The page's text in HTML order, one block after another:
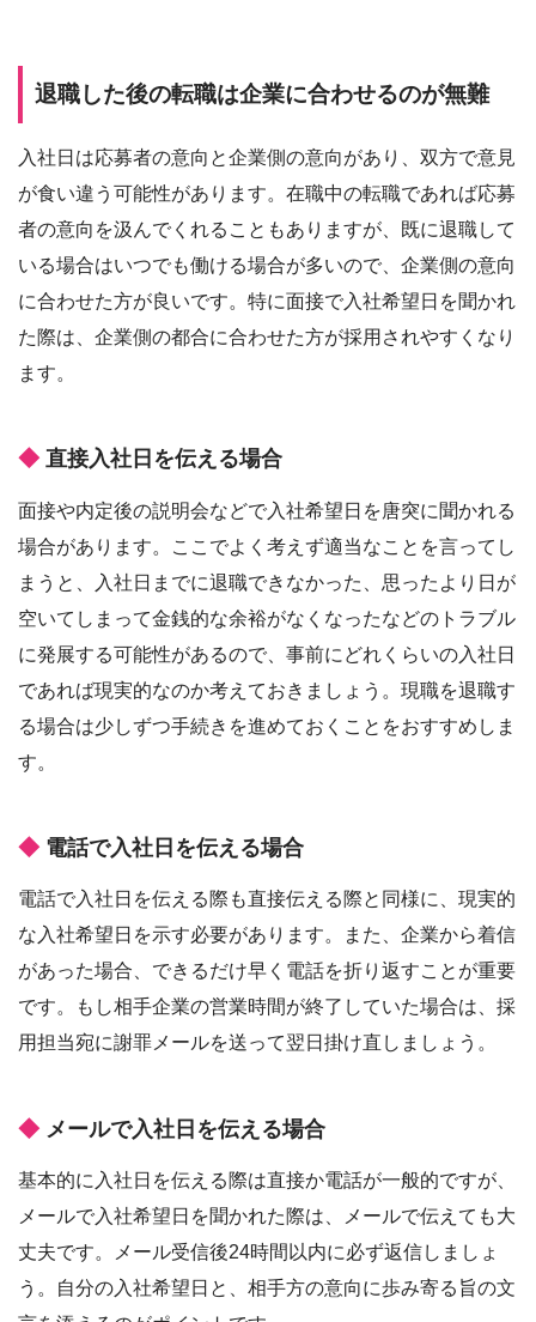
退職した後の転職は企業に合わせるのが無難
入社日は応募者の意向と企業側の意向があり、双方で意見
が食い違う可能性があります。在職中の転職であれば応募
者の意向を汲んでくれることもありますが、既に退職して
いる場合はいつでも働ける場合が多いので、企業側の意向
に合わせた方が良いです。特に面接で入社希望日を聞かれ
た際は、企業側の都合に合わせた方が採用されやすくなり
ます。
直接入社日を伝える場合
面接や内定後の説明会などで入社希望日を唐突に聞かれる
場合があります。ここでよく考えず適当なことを言ってし
まうと、入社日までに退職できなかった、思ったより日が
空いてしまって金銭的な余裕がなくなったなどのトラブル
に発展する可能性があるので、事前にどれくらいの入社日
であれば現実的なのか考えておきましょう。現職を退職す
る場合は少しずつ手続きを進めておくことをおすすめしま
す。
電話で入社日を伝える場合
電話で入社日を伝える際も直接伝える際と同様に、現実的
な入社希望日を示す必要があります。また、企業から着信
があった場合、できるだけ早く電話を折り返すことが重要
です。もし相手企業の営業時間が終了していた場合は、採
用担当宛に謝罪メールを送って翌日掛け直しましょう。
メールで入社日を伝える場合
基本的に入社日を伝える際は直接か電話が一般的ですが、
メールで入社希望日を聞かれた際は、メールで伝えても大
丈夫です。メール受信後24時間以内に必ず返信しましょ
う。自分の入社希望日と、相手方の意向に歩み寄る旨の文